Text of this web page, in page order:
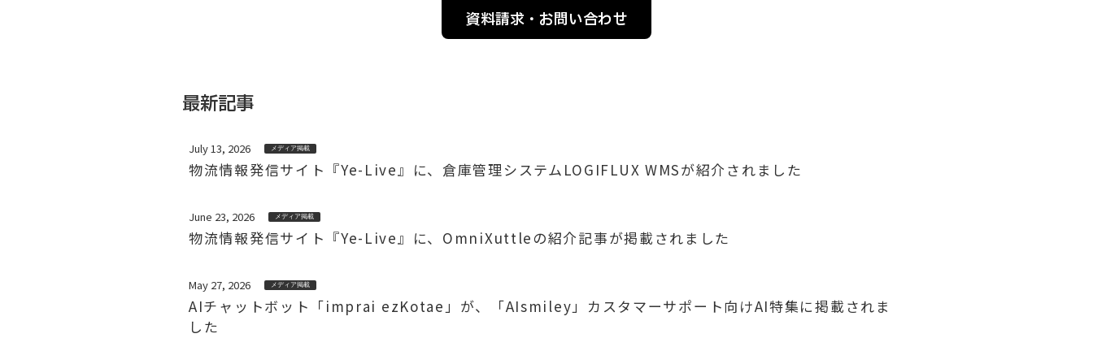
資料請求・お問い合わせ
最新記事
July 13, 2026 メディア掲載
物流情報発信サイト『Ye-Live』に、倉庫管理システムLOGIFLUX WMSが紹介されました
June 23, 2026 メディア掲載
物流情報発信サイト『Ye-Live』に、OmniXuttleの紹介記事が掲載されました
May 27, 2026 メディア掲載
AIチャットボット「imprai ezKotae」が、「AIsmiley」カスタマーサポート向けAI特集に掲載されま
した